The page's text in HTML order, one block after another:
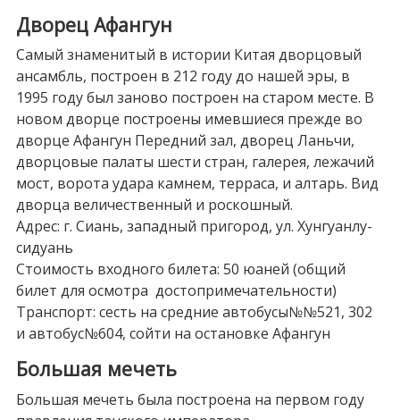
Дворец Афангун
Самый знаменитый в истории Китая дворцовый
ансамбль, построен в 212 году до нашей эры, в
1995 году был заново построен на старом месте. В
новом дворце построены имевшиеся прежде во
дворце Афангун Передний зал, дворец Ланьчи,
дворцовые палаты шести стран, галерея, лежачий
мост, ворота удара камнем, терраса, и алтарь. Вид
дворца величественный и роскошный.
Адрес: г. Сиань, западный пригород, ул. Хунгуанлу-
сидуань
Стоимость входного билета: 50 юаней (общий
билет для осмотра достопримечательности)
Транспорт: сесть на средние автобусы№№521, 302
и автобус№604, сойти на остановке Афангун
Большая мечеть
Большая мечеть была построена на первом году